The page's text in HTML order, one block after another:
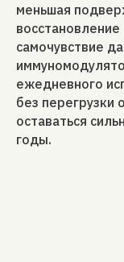
меньшая
восстановление
самочувствие
ежедневного
без перегрузки
оставаться
годы.